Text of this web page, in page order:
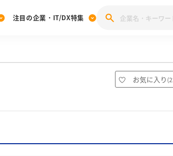
[27卒] 本選考体験記投稿キャンペーン
みん
注目の企業・IT/DX特集
お気に入り (